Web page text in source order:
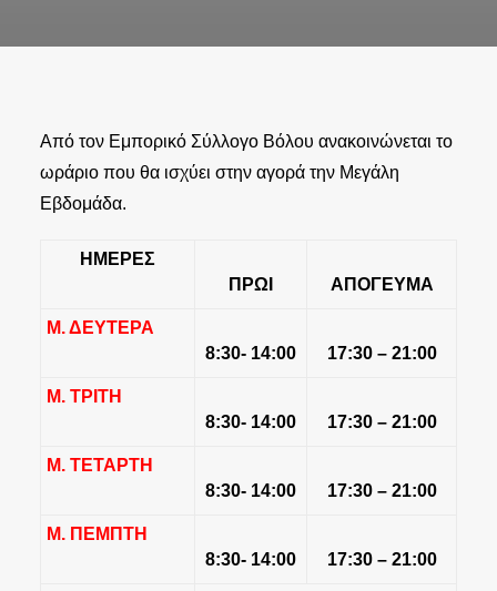
Από τον Εμπορικό Σύλλογο Βόλου ανακοινώνεται το
ωράριο που θα ισχύει στην αγορά την Μεγάλη
Εβδομάδα.
ΗΜΕΡΕΣ
ΠΡΩΙ
ΑΠΟΓΕΥΜΑ
Μ. ΔΕΥΤΕΡΑ
8:30- 14:00
17:30 – 21:00
Μ. ΤΡΙΤΗ
8:30- 14:00
17:30 – 21:00
Μ. ΤΕΤΑΡΤΗ
8:30- 14:00
17:30 – 21:00
Μ. ΠΕΜΠΤΗ
8:30- 14:00
17:30 – 21:00